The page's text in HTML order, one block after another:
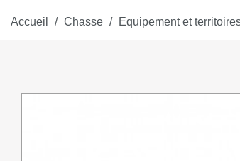
Atelier
Tir Sportif
Accueil Chasse Equipement et